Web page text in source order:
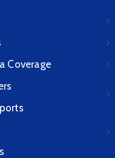
Coverage